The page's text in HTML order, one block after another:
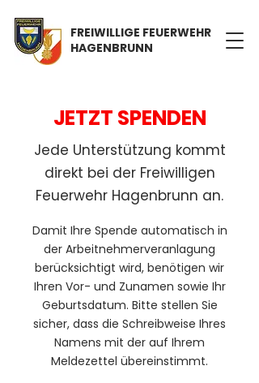
FREIWILLIGE FEUERWEHR
HAGENBRUNN
JETZT SPENDEN
Jede Unterstützung kommt
direkt bei der Freiwilligen
Feuerwehr Hagenbrunn an.
Damit Ihre Spende automatisch in
der Arbeitnehmerveranlagung
berücksichtigt wird, benötigen wir
Ihren Vor- und Zunamen sowie Ihr
Geburtsdatum. Bitte stellen Sie
sicher, dass die Schreibweise Ihres
Namens mit der auf Ihrem
Meldezettel übereinstimmt.